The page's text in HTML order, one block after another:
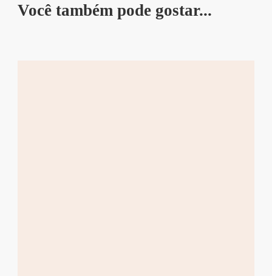
Você também pode gostar...